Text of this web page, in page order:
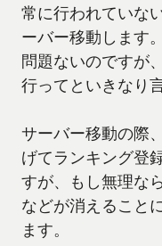
常に行われていな
ーバー移動します
問題ないのですが
行ってといきなり
サーバー移動の際
げてランキング登
すが、もし無理な
などが消えること
ます。